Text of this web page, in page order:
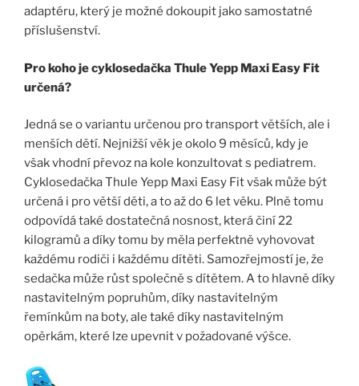
adaptéru, který je možné dokoupit jako samostatné
příslušenství.
Pro koho je cyklosedačka Thule Yepp Maxi Easy Fit
určená?
Jedná se o variantu určenou pro transport větších, ale i
menších dětí. Nejnižší věk je okolo 9 měsíců, kdy je
však vhodní převoz na kole konzultovat s pediatrem.
Cyklosedačka Thule Yepp Maxi Easy Fit však může být
určená i pro větší děti, a to až do 6 let věku. Plně tomu
odpovídá také dostatečná nosnost, která činí 22
kilogramů a díky tomu by měla perfektně vyhovovat
každému rodiči i každému dítěti. Samozřejmostí je, že
sedačka může růst společně s dítětem. A to hlavně díky
nastavitelným popruhům, díky nastavitelným
řemínkům na boty, ale také díky nastavitelným
opěrkám, které lze upevnit v požadované výšce.